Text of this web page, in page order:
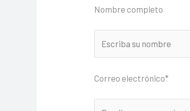
Nombre completo
Correo electrónico*